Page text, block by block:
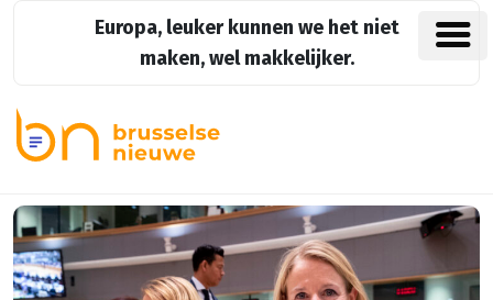
Europa, leuker kunnen we het niet
maken, wel makkelijker.